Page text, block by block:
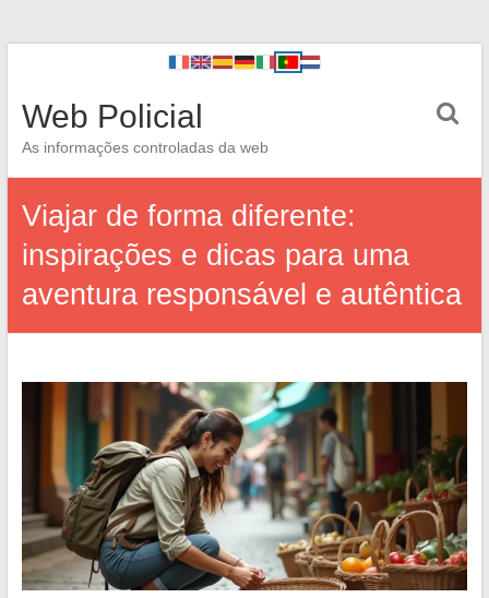
Web Policial
As informações controladas da web
Viajar de forma diferente:
inspirações e dicas para uma
aventura responsável e autêntica